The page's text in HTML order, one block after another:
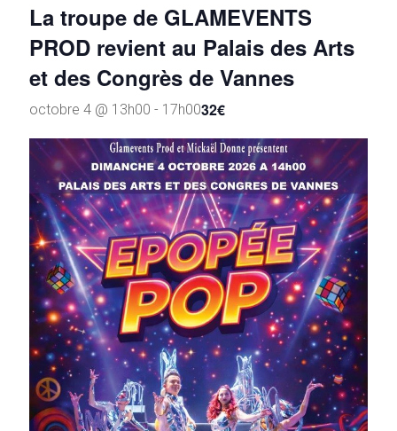
La troupe de GLAMEVENTS
PROD revient au Palais des Arts
et des Congrès de Vannes
octobre 4 @ 13h00 - 17h0032€